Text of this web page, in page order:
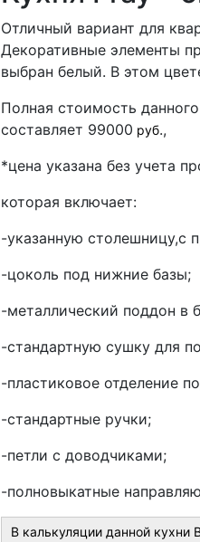
Отличный вариант для
Декоративные элементы
выбран белый. В этом
Полная стоимость
составляет 99000 руб.,
*цена указана без учета
которая включает:
-указанную столешницу,с
-цоколь под нижние базы;
-металлический поддон в
-стандартную сушку для
-пластиковое отделение
-стандартные ручки;
-петли с доводчиками;
-полновыкатные
В калькуляции данной